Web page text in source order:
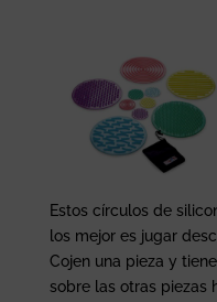
Estos círculos de
los mejor es jugar
Cojen una pieza y
sobre las otras piezas